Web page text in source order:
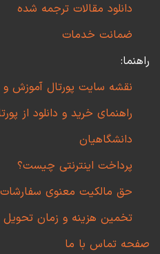
دانلود مقالات ترجمه شده
ضمانت خدمات
راهنما:
نقشه سایت پورتال آموزش
راهنمای خرید و دانلود از
دانشگاهیان
پرداخت اینترنتی چیست؟
حق مالکیت معنوی سفارشات
تخمین هزینه و زمان تحویل
صفحه تماس با ما